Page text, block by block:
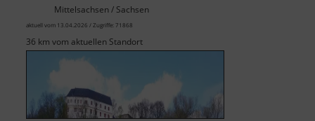
Mittelsachsen / Sachsen
aktuell vom 13.04.2026 / Zugriffe: 71868
36 km vom aktuellen Standort